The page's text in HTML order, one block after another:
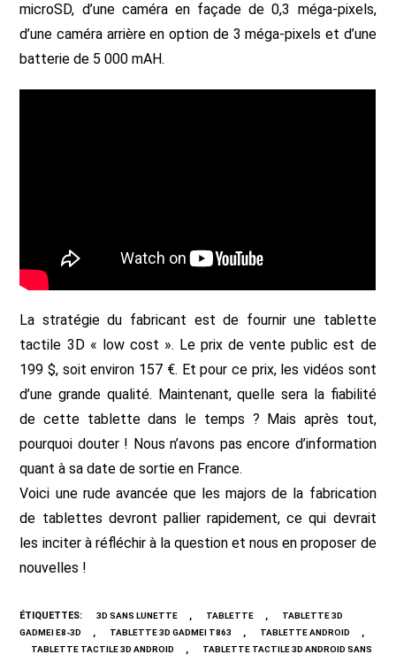
microSD, d’une caméra en façade de 0,3 méga-pixels,
d’une caméra arrière en option de 3 méga-pixels et d’une
batterie de 5 000 mAH.
La stratégie du fabricant est de fournir une tablette
tactile 3D « low cost ». Le prix de vente public est de
199 $, soit environ 157 €. Et pour ce prix, les vidéos sont
d’une grande qualité. Maintenant, quelle sera la fiabilité
de cette tablette dans le temps ? Mais après tout,
pourquoi douter ! Nous n’avons pas encore d’information
quant à sa date de sortie en France.
Voici une rude avancée que les majors de la fabrication
de tablettes devront pallier rapidement, ce qui devrait
les inciter à réfléchir à la question et nous en proposer de
nouvelles !
ÉTIQUETTES: 3D SANS LUNETTE , TABLETTE ,
TABLETTE 3D
GADMEI E8-3D
, TABLETTE 3D GADMEI T863 , TABLETTE ANDROID ,
TABLETTE TACTILE 3D ANDROID ,
TABLETTE TACTILE 3D ANDROID SANS